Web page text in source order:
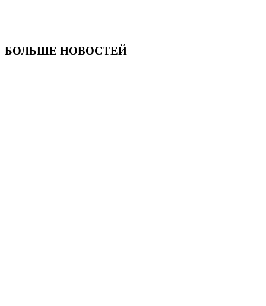
БОЛЬШЕ НОВОСТЕЙ